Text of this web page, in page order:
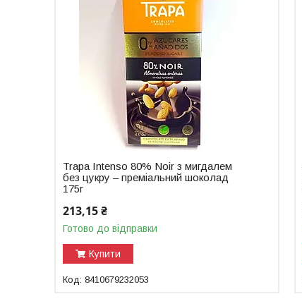
Trapa Intenso 80% Noir з мигдалем
без цукру – преміальний шоколад
175г
213,15 ₴
Готово до відправки
Купити
8410679232053